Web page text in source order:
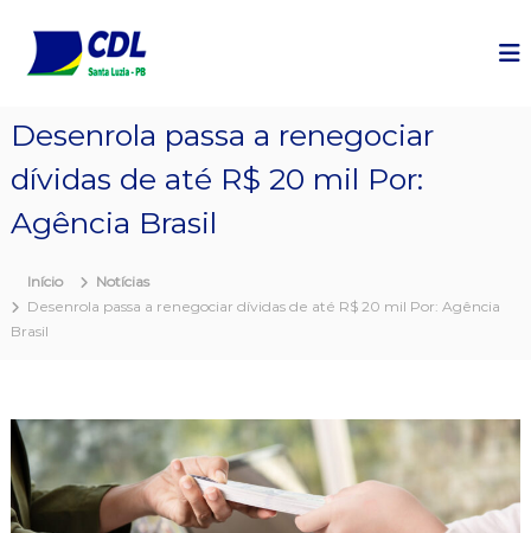
Desenrola passa a renegociar
dívidas de até R$ 20 mil Por:
Agência Brasil
Início
Notícias
Desenrola passa a renegociar dívidas de até R$ 20 mil Por: Agência
Brasil